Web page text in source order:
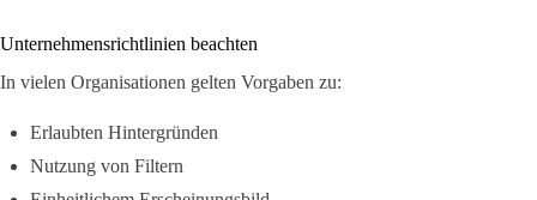
Unternehmensrichtlinien beachten
In vielen Organisationen gelten Vorgaben zu:
Erlaubten Hintergründen
Nutzung von Filtern